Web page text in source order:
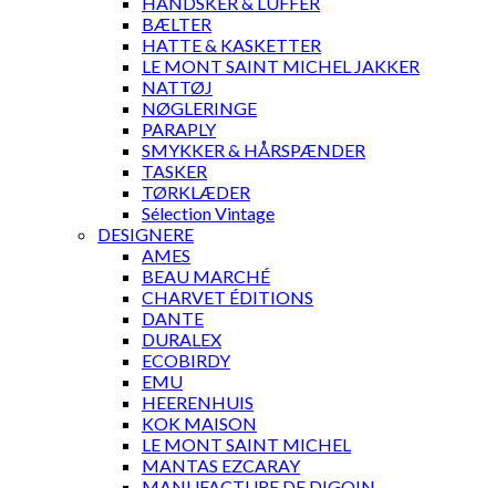
BÆLTER
HATTE & KASKETTER
LE MONT SAINT MICHEL JAKKER
NATTØJ
NØGLERINGE
PARAPLY
SMYKKER & HÅRSPÆNDER
TASKER
TØRKLÆDER
Sélection Vintage
DESIGNERE
AMES
BEAU MARCHÉ
CHARVET ÉDITIONS
DANTE
DURALEX
ECOBIRDY
EMU
HEERENHUIS
KOK MAISON
LE MONT SAINT MICHEL
MANTAS EZCARAY